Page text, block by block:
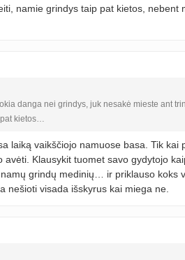
namie grindys taip pat kietos, nebent
danga nei grindys, juk nesakė mieste ant
kietos…
laiką vaikščiojo namuose basa. Tik kai
Klausykit tuomet savo gydytojo
grindų medinių… ir priklauso koks
nešioti visada išskyrus kai miega ne.